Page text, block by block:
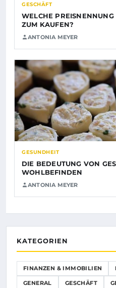
GESCHÄFT
WELCHE
ZUM KAUFEN?
ANTONIA MEYER
GESUNDHEIT
DIE BEDEUTUNG VON
WOHLBEFINDEN
ANTONIA MEYER
KATEGORIEN
FINANZEN & IMMOBILIEN
GENERAL GESCHÄFT